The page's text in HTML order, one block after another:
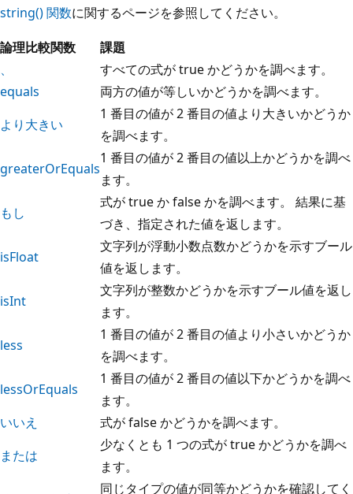
string() 関数に関するページを参照してください。
論理比較関数
課題
、
すべての式が true かどうかを調べます。
equals
両方の値が等しいかどうかを調べます。
より大きい
1 番目の値が 2 番目の値より大きいかどうか
を調べます。
greaterOrEquals
1 番目の値が 2 番目の値以上かどうかを調べ
ます。
もし
式が true か false かを調べます。 結果に基
づき、指定された値を返します。
isFloat
文字列が浮動小数点数かどうかを示すブール
値を返します。
isInt
文字列が整数かどうかを示すブール値を返し
ます。
less
1 番目の値が 2 番目の値より小さいかどうか
を調べます。
lessOrEquals
1 番目の値が 2 番目の値以下かどうかを調べ
ます。
いいえ
式が false かどうかを調べます。
または
少なくとも 1 つの式が true かどうかを調べ
ます。
同じタイプの値が同等かどうかを確認してく